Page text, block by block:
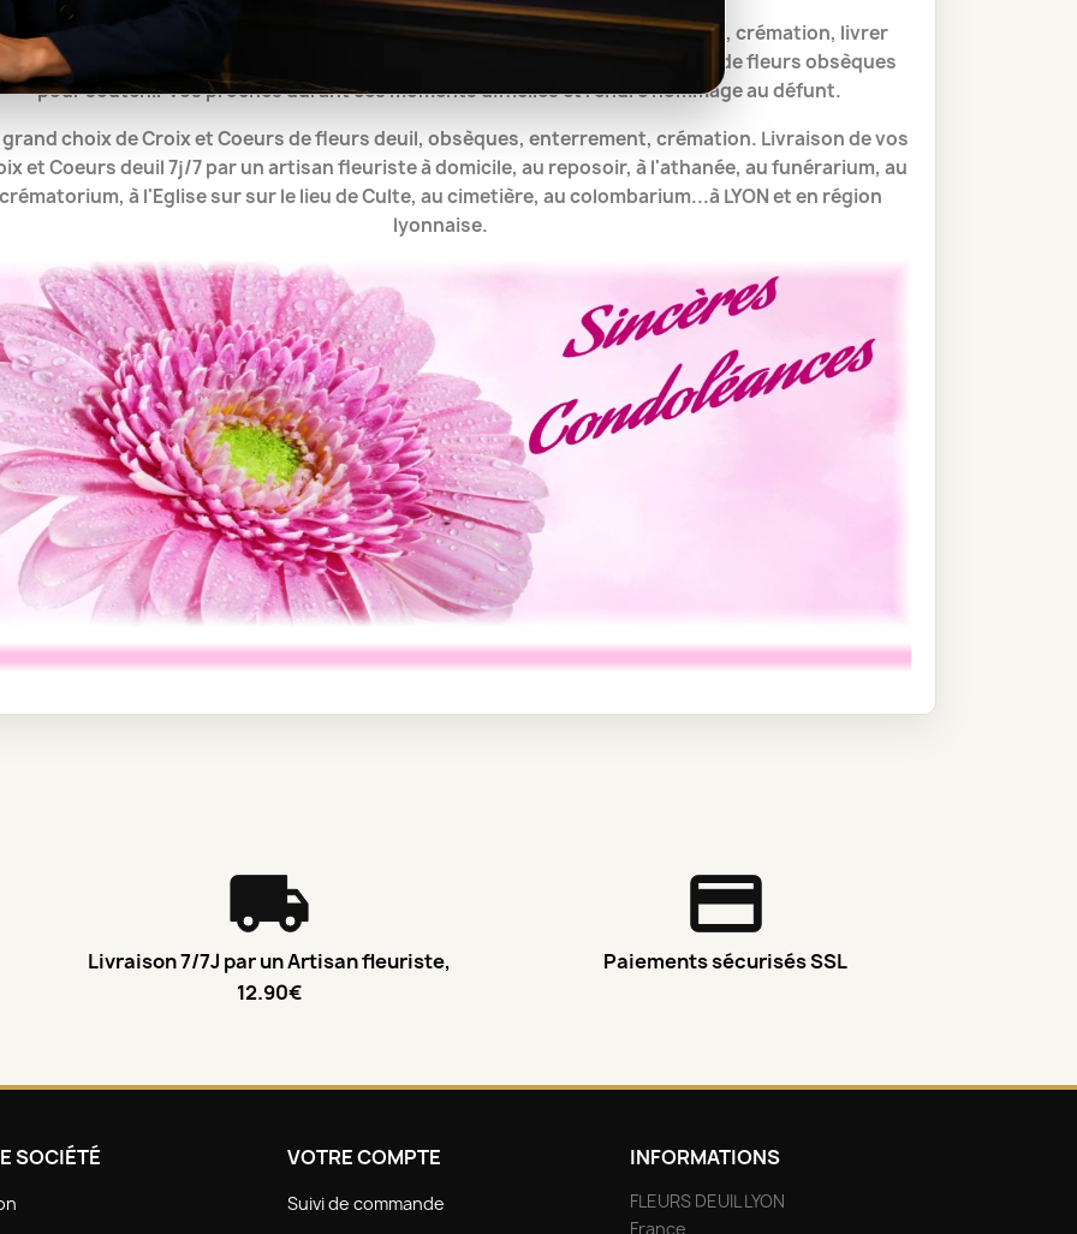
de Croix et Coeurs de fleurs pour deuil, enterrement, décès, obsèques, crémation, livrer
Croix et Coeurs de fleurs pour un enterrement,
envoyer des Croix et Coeurs de fleurs obsèques
pour soutenir vos prochesdurant ces moments difficiles et rendre hommage au défunt.
grand choix de Croix et Coeurs de fleurs deuil, obsèques, enterrement, crémation. Livraison de vos
et Coeurs deuil 7j/7 par un artisan fleuriste à domicile, au reposoir, à l'athanée, au funérarium, au
crématorium, à l'Eglise sur sur le lieu de Culte, au cimetière, au colombarium...à LYON et en région
lyonnaise.
Livraison 7/7J par un Artisan fleuriste,
12.90€
Paiements sécurisés SSL
SOCIÉTÉ VOTRE COMPTE
Suivi de commande
INFORMATIONS
FLEURS DEUIL LYON
France